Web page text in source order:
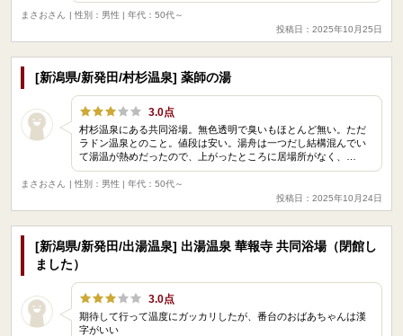
まさおさん
| 性別：男性 | 年代：50代～
投稿日：2025年10月25日
[新潟県/新発田/村杉温泉] 薬師の湯
3.0点
村杉温泉にある共同浴場。無色透明で臭いもほとんど無い。ただ
ラドン温泉とのこと。値段は安い。湯舟は一つだし結構混んでい
て湯温が熱めだったので、上がったところに居場所がなく、…
まさおさん
| 性別：男性 | 年代：50代～
投稿日：2025年10月24日
[新潟県/新発田/出湯温泉] 出湯温泉 華報寺 共同浴場（閉館し
ました）
3.0点
期待して行って温度にガッカリしたが、番台のおばあちゃんは漢
字がいい